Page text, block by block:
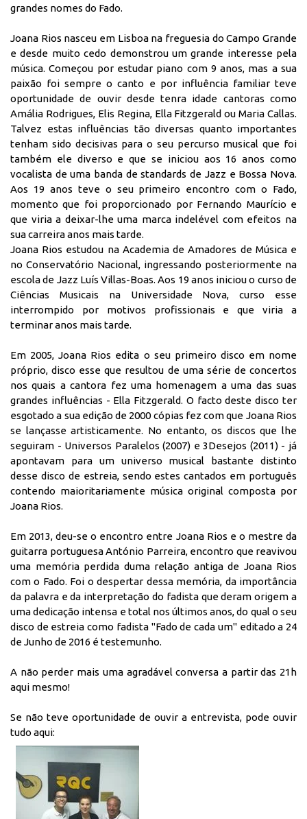
grandes nomes do Fado.
Joana Rios nasceu em Lisboa na freguesia do Campo Grande
e desde muito cedo demonstrou um grande interesse pela
música. Começou por estudar piano com 9 anos, mas a sua
paixão foi sempre o canto e por influência familiar teve
oportunidade de ouvir desde tenra idade cantoras como
Amália Rodrigues, Elis Regina, Ella Fitzgerald ou Maria Callas.
Talvez estas influências tão diversas quanto importantes
tenham sido decisivas para o seu percurso musical que foi
também ele diverso e que se iniciou aos 16 anos como
vocalista de uma banda de standards de Jazz e Bossa Nova.
Aos 19 anos teve o seu primeiro encontro com o Fado,
momento que foi proporcionado por Fernando Maurício e
que viria a deixar-lhe uma marca indelével com efeitos na
sua carreira anos mais tarde.
Joana Rios estudou na Academia de Amadores de Música e
no Conservatório Nacional, ingressando posteriormente na
escola de Jazz Luís Villas-Boas. Aos 19 anos iniciou o curso de
Ciências Musicais na Universidade Nova, curso esse
interrompido por motivos profissionais e que viria a
terminar anos mais tarde.
Em 2005, Joana Rios edita o seu primeiro disco em nome
próprio, disco esse que resultou de uma série de concertos
nos quais a cantora fez uma homenagem a uma das suas
grandes influências - Ella Fitzgerald. O facto deste disco ter
esgotado a sua edição de 2000 cópias fez com que Joana Rios
se lançasse artisticamente. No entanto, os discos que lhe
seguiram - Universos Paralelos (2007) e 3Desejos (2011) - já
apontavam para um universo musical bastante distinto
desse disco de estreia, sendo estes cantados em português
contendo maioritariamente música original composta por
Joana Rios.
Em 2013, deu-se o encontro entre Joana Rios e o mestre da
guitarra portuguesa António Parreira, encontro que reavivou
uma memória perdida duma relação antiga de Joana Rios
com o Fado. Foi o despertar dessa memória, da importância
da palavra e da interpretação do fadista que deram origem a
uma dedicação intensa e total nos últimos anos, do qual o seu
disco de estreia como fadista "Fado de cada um" editado a 24
de Junho de 2016 é testemunho.
A não perder mais uma agradável conversa a partir das 21h
aqui mesmo!
Se não teve oportunidade de ouvir a entrevista, pode ouvir
tudo aqui: